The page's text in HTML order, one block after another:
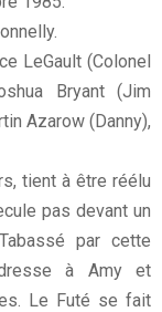
LeGault (Colonel
Bryant (Jim
Azarow (Danny),
tient à être réélu
pas devant un
par cette
à Amy et
Le Futé se fait